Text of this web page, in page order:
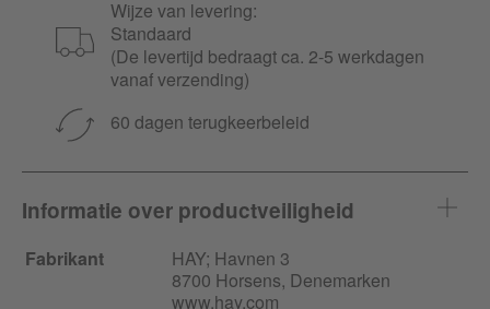
Wijze van levering:
Standaard
(De levertijd bedraagt ca. 2-5 werkdagen
vanaf verzending)
60 dagen terugkeerbeleid
Informatie over productveiligheid
Fabrikant HAY; Havnen 3
8700 Horsens, Denemarken
www.hay.com